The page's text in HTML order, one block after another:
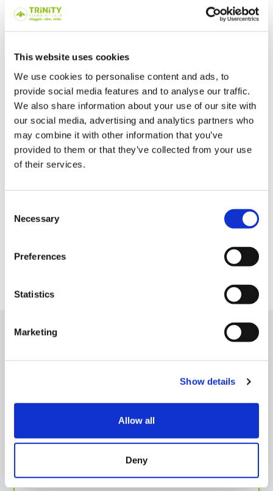
This website uses cookies
We use cookies to personalise content and ads, to
provide social media features and to analyse our traffic.
We also share information about your use of our site with
our social media, advertising and analytics partners who
may combine it with other information that you’ve
provided to them or that they’ve collected from your use
of their services.
Selection
Necessary
Preferences
Statistics
Marketing
Show details
Allow all
Deny
giornata = 15€ - 25€. Organizza anche una serie di
attività pomeridiane e serali gratuite in tutte le
scuole.
Festività: 1 gennaio, 3 febbraio, 17 marzo, 18 aprile, 21 aprile, 5 maggio, 2
giugno, 4 agosto, 27 ottobre, 19 dicembre 2025 - 5 gennaio 2026. Non è previsto
nessun rimborso o recupero per le lezioni che coincidono con i giorni festivi.
Esperienze da non perdere
CORK